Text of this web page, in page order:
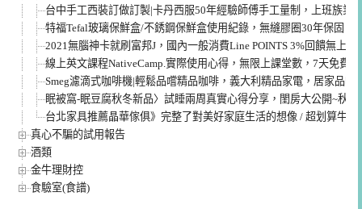
台中手工西裝訂做訂製|卡丹西服50年經驗師傅手工量制，上班族業
特福Tefal玻璃保鮮盒/不銹鋼保鮮盒使用紀錄，無縫膠圈30年保固，
2021無腦神卡就刷富邦J，國內一般消費Line POINTS 3%回饋無上
線上英文課程NativeCamp.實際使用心得，無限上課堂數，7天免費
Smeg濾滴式咖啡機|輕鬆品嚐精品咖啡，義大利精品家電，居家品味
眠被窩-眠豆腐秋冬新品〉試睡兩周真實心得分享，閨房大公開~秋
台北家具推薦晶華傢俱》完整了對美好家庭生活的想像 / 超划算牛皮
真心不騙的試用報告
酒類
金牛理財控
食驗室(食譜)